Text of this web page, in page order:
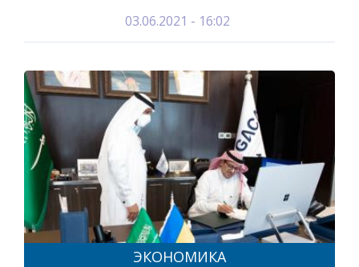
03.06.2021 - 16:02
ЭКОНОМИКА